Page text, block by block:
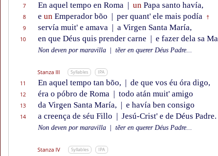
7 En aquel tempo en Roma | un Papa santo havía,
8 e un Emperador bõo | per quant' ele mais podía †
9 servía muit' e amava | a Virgen Santa María,
10 en que Déus quis prender carne | e fazer dela sa
Non deven por maravilla tẽer en querer Déus Padre...
Stanza III Syllables IPA
11 En aquel tempo tan bõo, | de que vos éu óra digo,
12 éra o póbro de Roma | todo atán muit' amigo
13 da Virgen Santa María, | e havía ben consigo
14 a creença de séu Fillo | Jesú-Crist' e de Déus Padre.
Non deven por maravilla tẽer en querer Déus Padre...
Stanza IV Syllables IPA